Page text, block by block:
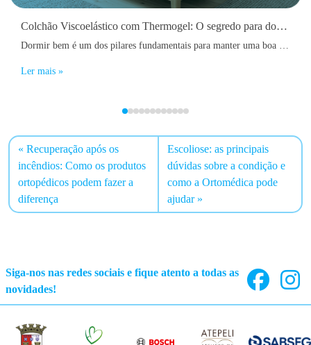
Colchão Viscoelástico com Thermogel: O segredo para dormir melhor todo o ano
Ler mais »
Recuperação após os
incêndios: Como os produtos
ortopédicos podem fazer a
diferença
Escoliose: as principais
dúvidas sobre a condição e
como a Ortomédica pode
ajudar
Siga-nos nas redes sociais e fique atento a todas as
novidades!